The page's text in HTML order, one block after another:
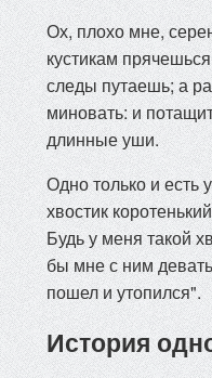
Ох, плохо мне,
кустикам
следы путаешь; а
миновать: и
длинные уши.
Одно только и есть
хвостик
Будь у меня такой
бы мне с ним
пошел и утопился".
История